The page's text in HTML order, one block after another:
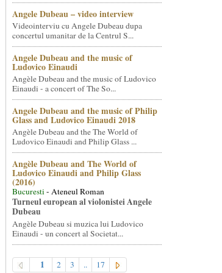
Angele Dubeau – video interview
Videointerviu cu Angele Dubeau dupa
concertul umanitar de la Centrul S...
Angele Dubeau and the music of
Ludovico Einaudi
Angèle Dubeau and the music of Ludovico
Einaudi - a concert of The So...
Angele Dubeau and the music of Philip
Glass and Ludovico Einaudi 2018
Angèle Dubeau and the The World of
Ludovico Einaudi and Philip Glass ...
Angèle Dubeau and The World of
Ludovico Einaudi and Philip Glass
(2016)
Bucuresti- Ateneul Roman
Turneul european al violonistei Angele
Dubeau
Angèle Dubeau si muzica lui Ludovico
Einaudi - un concert al Societat...
1 2 3 .. 17